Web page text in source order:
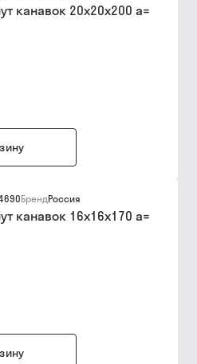
канавок 20х20х200 a=
БрендРоссия
канавок 16х16х170 a=